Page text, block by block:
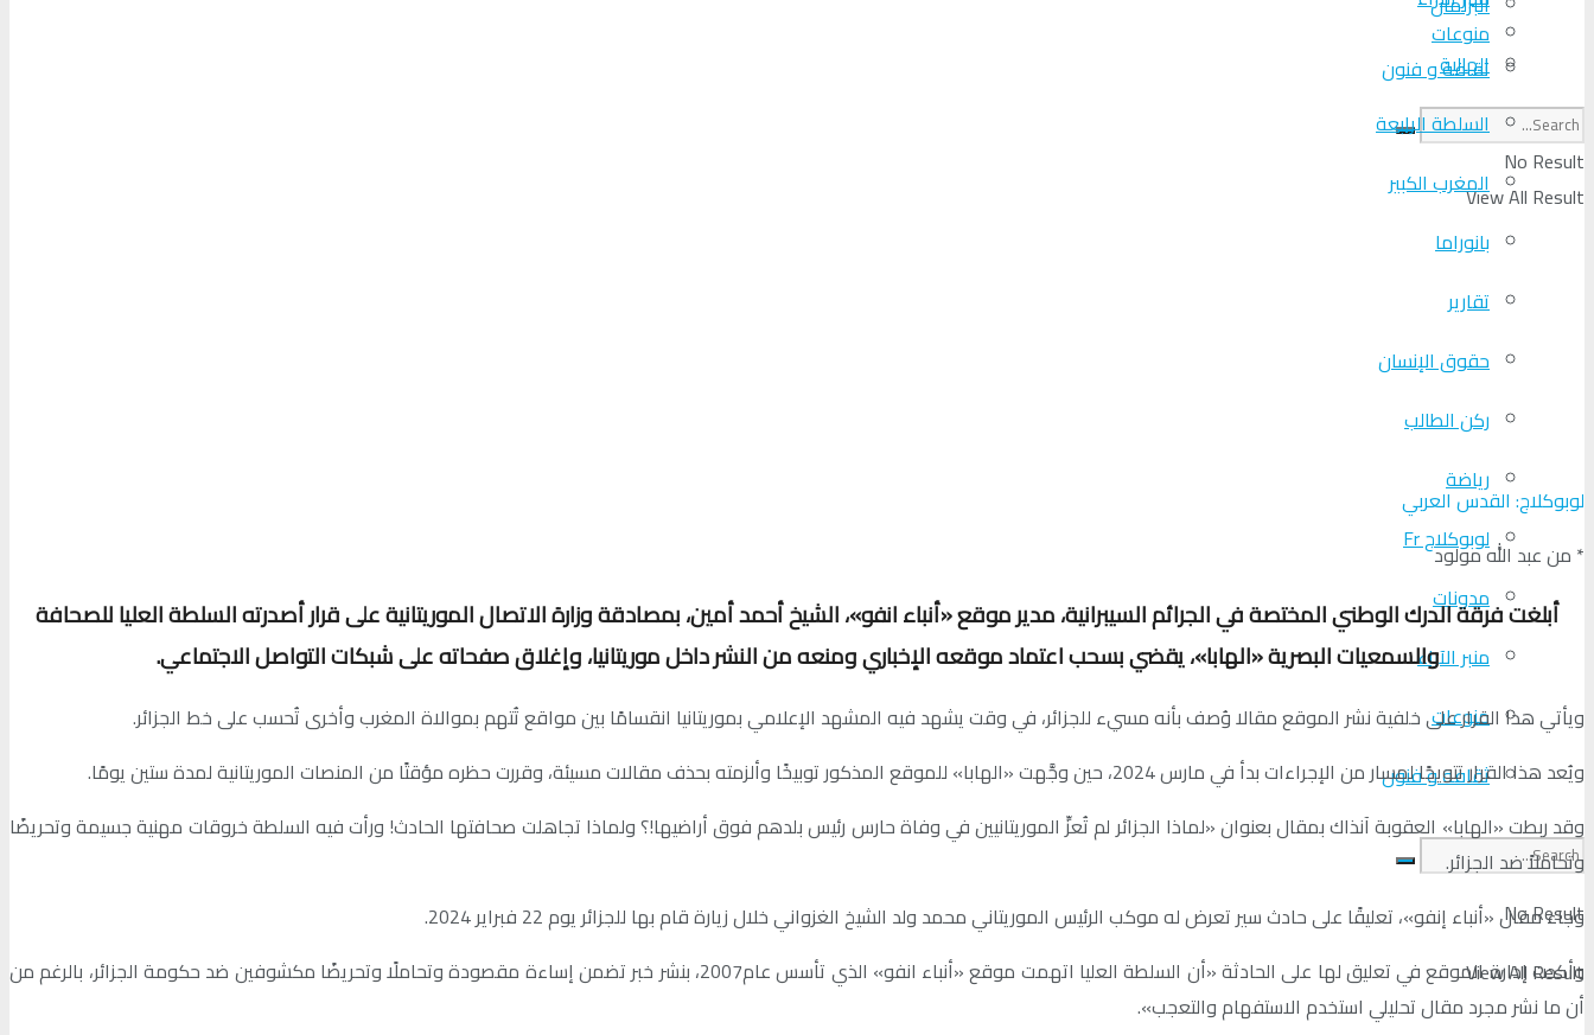
منوعات
ثقافة و فنون
No Result
View All Result
الجالية
السلطة الرابعة
المغرب الكبير
بانوراما
تقارير
حقوق الإنسان
ركن الطالب
رياضة
لوبوكلاج Fr
مدونات
منبر الآراء
منوعات
ثقافة و فنون
No Result
View All Result
لوبوكلاج: القدس العربي
* من عبد الله مولود
أبلغت فرقة الدرك الوطني المختصة في الجرائم السيبرانية، مدير موقع «أنباء انفو»، الشيخ أحمد أمين، بمصادقة وزارة الاتصال الموريتانية على قرار أصدرته السلطة العليا للصحافة
والسمعيات البصرية «الهابا»، يقضي بسحب اعتماد موقعه الإخباري ومنعه من النشر داخل موريتانيا، وإغلاق صفحاته على شبكات التواصل الاجتماعي.
ويأتي هذا القرار على خلفية نشر الموقع مقالا وُصف بأنه مسيء للجزائر، في وقت يشهد فيه المشهد الإعلامي بموريتانيا انقسامًا بين مواقع تُتهم بموالاة المغرب وأخرى تُحسب على خط الجزائر.
ويُعد هذا القرار تتويجًا لمسار من الإجراءات بدأ في مارس 2024، حين وجَّهت «الهابا» للموقع المذكور توبيخًا وألزمته بحذف مقالات مسيئة، وقررت حظره مؤقتًا من المنصات الموريتانية لمدة ستين يومًا.
وقد ربطت «الهابا» العقوبة آنذاك بمقال بعنوان «لماذا الجزائر لم تُعزِّ الموريتانيين في وفاة حارس رئيس بلدهم فوق أراضيها!؟ ولماذا تجاهلت صحافتها الحادث! ورأت فيه السلطة خروقات مهنية جسيمة وتحريضًا
وتحاملاً ضد الجزائر.
وجاء مقال «أنباء إنفو»، تعليقًا على حادث سير تعرض له موكب الرئيس الموريتاني محمد ولد الشيخ الغزواني خلال زيارة قام بها للجزائر يوم 22 فبراير 2024.
وأكدت إدارة الموقع في تعليق لها على الحادثة «أن السلطة العليا اتهمت موقع «أنباء انفو» الذي تأسس عام2007، بنشر خبر تضمن إساءة مقصودة وتحاملًا وتحريضًا مكشوفين ضد حكومة الجزائر، بالرغم من
أن ما نشر مجرد مقال تحليلي استخدم الاستفهام والتعجب».